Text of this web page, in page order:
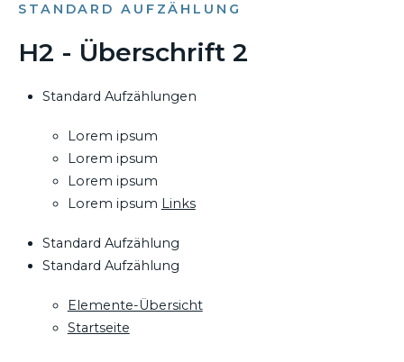
STANDARD AUFZÄHLUNG
H2 - Überschrift 2
Standard Aufzählungen
Lorem ipsum
Lorem ipsum
Lorem ipsum
Lorem ipsum Links
Standard Aufzählung
Standard Aufzählung
Elemente-Übersicht
Startseite